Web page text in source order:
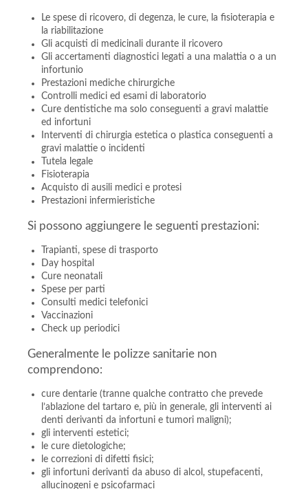
Le spese di ricovero, di degenza, le cure, la fisioterapia e
la riabilitazione
Gli acquisti di medicinali durante il ricovero
Gli accertamenti diagnostici legati a una malattia o a un
infortunio
Prestazioni mediche chirurgiche
Controlli medici ed esami di laboratorio
Cure dentistiche ma solo conseguenti a gravi malattie
ed infortuni
Interventi di chirurgia estetica o plastica conseguenti a
gravi malattie o incidenti
Tutela legale
Fisioterapia
Acquisto di ausili medici e protesi
Prestazioni infermieristiche
Si possono aggiungere le seguenti prestazioni:
Trapianti, spese di trasporto
Day hospital
Cure neonatali
Spese per parti
Consulti medici telefonici
Vaccinazioni
Check up periodici
Generalmente le polizze sanitarie non
comprendono:
cure dentarie (tranne qualche contratto che prevede
l’ablazione del tartaro e, più in generale, gli interventi ai
denti derivanti da infortuni e tumori maligni);
gli interventi estetici;
le cure dietologiche;
le correzioni di difetti fisici;
gli infortuni derivanti da abuso di alcol, stupefacenti,
allucinogeni e psicofarmaci